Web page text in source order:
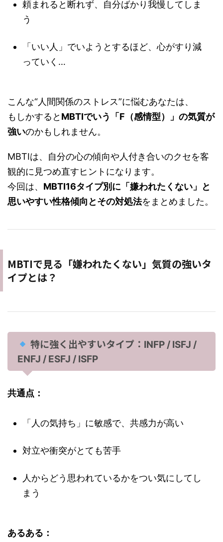
頼まれると断れず、自分ばかり我慢してしま
う
「いい人」でいようとするほど、心がすり減
っていく…
こんな“人間関係のストレス”に悩むあなたは、
もしかすると MBTIでいう「F（感情型）」の気質が
強いのかもしれません。
MBTIは、自分の心の傾向や人付き合いのクセを客
観的に見つめ直すヒントになります。
今回は、 MBTI16タイプ別に「嫌われたくない」と
思いやすい性格傾向とその対処法をまとめました。
MBTIで見る「嫌われたくない」気質の強いタ
イプとは？
特に強く出やすいタイプ： INFP / ISFJ /
ENFJ / ESFJ / ISFP
共通点：
「人の気持ち」に敏感で、共感力が高い
対立や衝突がとても苦手
人からどう思われているかをつい気にしてし
まう
あるある：